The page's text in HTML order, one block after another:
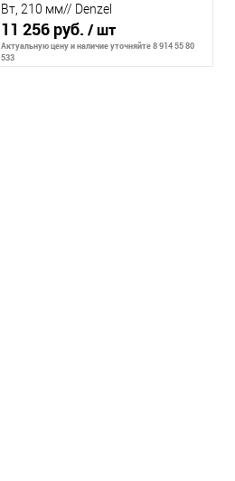
Вт, 210 мм// Denzel
11 256 руб./ шт
Актуальную цену и наличие уточняйте 8 914 55 80
533